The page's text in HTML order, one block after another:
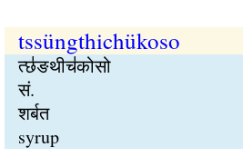
tssüngthichükoso
त्छ॑ङथीच॑कोसो
सं.
शर्बत
syrup